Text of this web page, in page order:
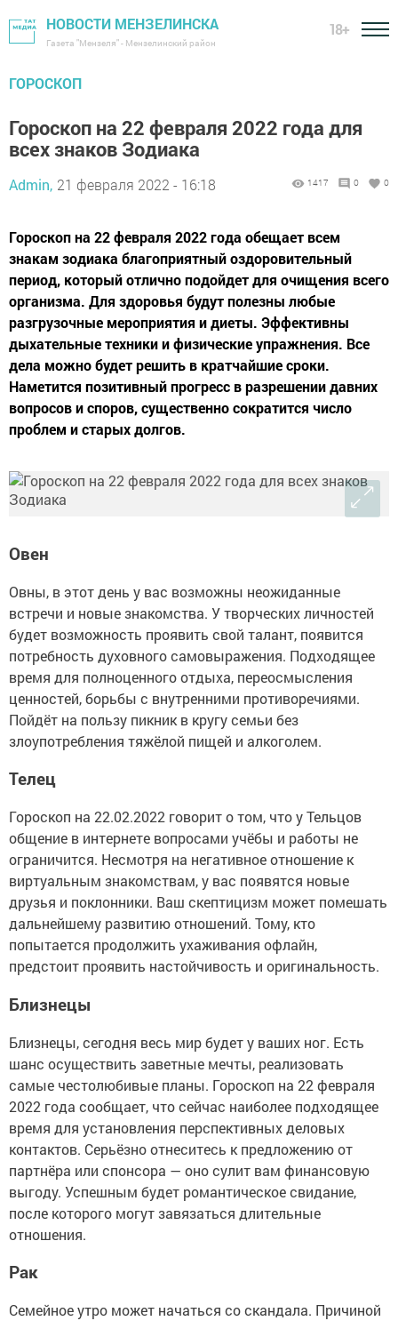
НОВОСТИ МЕНЗЕЛИНСКА
Газета "Мензеля" - Мензелинский район
18+
ГОРОСКОП
Гороскоп на 22 февраля 2022 года для
всех знаков Зодиака
Admin, 21 февраля 2022 - 16:18 1417 0 0
Гороскоп на 22 февраля 2022 года обещает всем
знакам зодиака благоприятный оздоровительный
период, который отлично подойдет для очищения всего
организма. Для здоровья будут полезны любые
разгрузочные мероприятия и диеты. Эффективны
дыхательные техники и физические упражнения. Все
дела можно будет решить в кратчайшие сроки.
Наметится позитивный прогресс в разрешении давних
вопросов и споров, существенно сократится число
проблем и старых долгов.
Овен
Овны, в этот день у вас возможны неожиданные
встречи и новые знакомства. У творческих личностей
будет возможность проявить свой талант, появится
потребность духовного самовыражения. Подходящее
время для полноценного отдыха, переосмысления
ценностей, борьбы с внутренними противоречиями.
Пойдёт на пользу пикник в кругу семьи без
злоупотребления тяжёлой пищей и алкоголем.
Телец
Гороскоп на 22.02.2022 говорит о том, что у Тельцов
общение в интернете вопросами учёбы и работы не
ограничится. Несмотря на негативное отношение к
виртуальным знакомствам, у вас появятся новые
друзья и поклонники. Ваш скептицизм может помешать
дальнейшему развитию отношений. Тому, кто
попытается продолжить ухаживания офлайн,
предстоит проявить настойчивость и оригинальность.
Близнецы
Близнецы, сегодня весь мир будет у ваших ног. Есть
шанс осуществить заветные мечты, реализовать
самые честолюбивые планы. Гороскоп на 22 февраля
2022 года сообщает, что сейчас наиболее подходящее
время для установления перспективных деловых
контактов. Серьёзно отнеситесь к предложению от
партнёра или спонсора — оно сулит вам финансовую
выгоду. Успешным будет романтическое свидание,
после которого могут завязаться длительные
отношения.
Рак
Семейное утро может начаться со скандала. Причиной